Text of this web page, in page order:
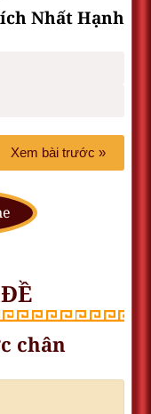
Nhất Hạnh
Xem bài trước »
chân